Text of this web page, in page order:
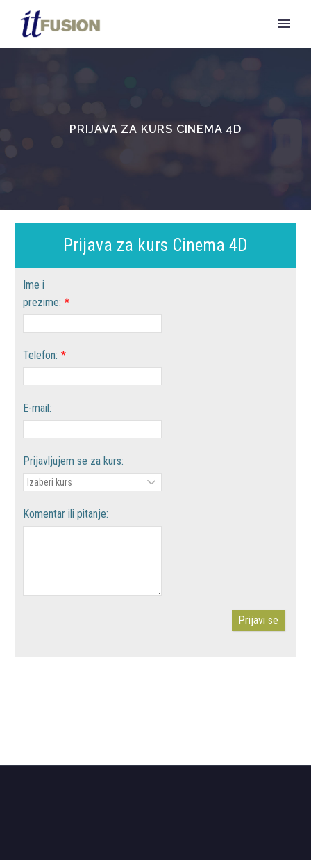
PRIJAVA ZA KURS CINEMA 4D
Prijava za kurs Cinema 4D
Ime i
prezime: *
Telefon: *
E-mail:
Prijavljujem se za kurs:
Komentar ili pitanje:
Prijavi se